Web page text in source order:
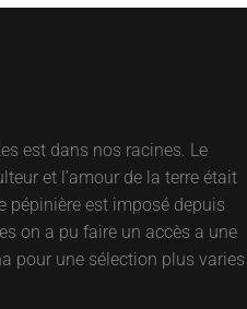
est dans nos racines. Le
et l’amour de la terre était
pépinière est imposé depuis
on a pu faire un accès a une
pour une sélection plus varies